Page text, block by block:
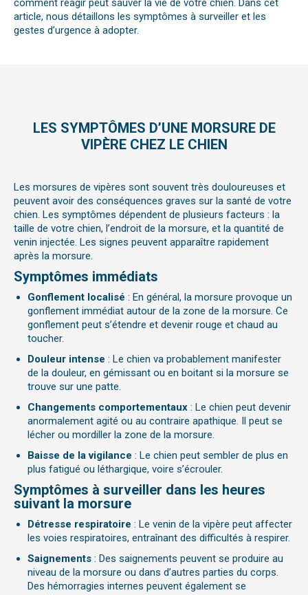
comment réagir peut sauver la vie de votre chien. Dans cet
article, nous détaillons les symptômes à surveiller et les
gestes d’urgence à adopter.
LES SYMPTÔMES D’UNE MORSURE DE
VIPÈRE CHEZ LE CHIEN
Les morsures de vipères sont souvent très douloureuses et
peuvent avoir des conséquences graves sur la santé de votre
chien. Les symptômes dépendent de plusieurs facteurs : la
taille de votre chien, l’endroit de la morsure, et la quantité de
venin injectée. Les signes peuvent apparaître rapidement
après la morsure.
Symptômes immédiats
Gonflement localisé : En général, la morsure provoque un
gonflement immédiat autour de la zone de la morsure. Ce
gonflement peut s’étendre et devenir rouge et chaud au
toucher.
Douleur intense : Le chien va probablement manifester
de la douleur, en gémissant ou en boitant si la morsure se
trouve sur une patte.
Changements comportementaux : Le chien peut devenir
anormalement agité ou au contraire apathique. Il peut se
lécher ou mordiller la zone de la morsure.
Baisse de la vigilance : Le chien peut sembler de plus en
plus fatigué ou léthargique, voire s’écrouler.
Symptômes à surveiller dans les heures
suivant la morsure
Détresse respiratoire : Le venin de la vipère peut affecter
les voies respiratoires, entraînant des difficultés à respirer.
Saignements : Des saignements peuvent se produire au
niveau de la morsure ou dans d’autres parties du corps.
Des hémorragies internes peuvent également se